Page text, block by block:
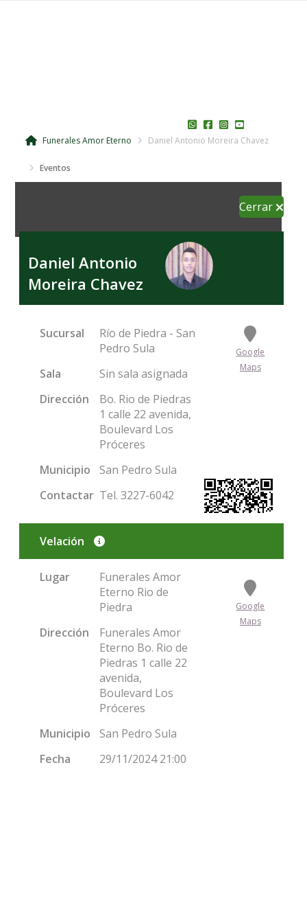
Funerales Amor Eterno Daniel Antonio Moreira Chavez
Eventos
Cerrar
Daniel Antonio
Moreira Chavez
Sucursal
Río de Piedra - San
Pedro Sula
Sala
Sin sala asignada
Dirección
Bo. Rio de Piedras
1 calle 22 avenida,
Boulevard Los
Próceres
Municipio
San Pedro Sula
Contactar Tel. 3227-6042
Google
Maps
Condolencias
Velación
Lugar
Funerales Amor
Eterno Rio de
Piedra
Dirección
Funerales Amor
Eterno Bo. Rio de
Piedras 1 calle 22
avenida,
Boulevard Los
Próceres
Municipio
San Pedro Sula
Fecha
29/11/2024 21:00
Google
Maps